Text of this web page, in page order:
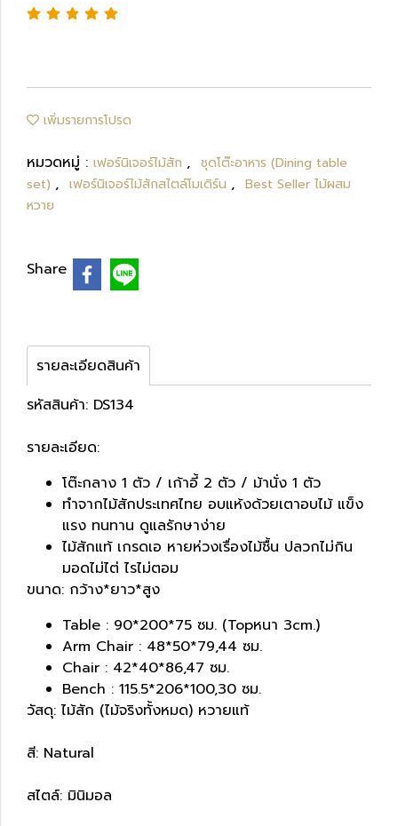
เพิ่มรายการโปรด
หมวดหมู่ : เฟอร์นิเจอร์ไม้สัก , ชุดโต๊ะอาหาร (Dining table
set) , เฟอร์นิเจอร์ไม้สักสไตล์โมเดิร์น , Best Seller ไม้ผสม
หวาย
Share
รายละเอียดสินค้า
รหัสสินค้า: DS134
รายละเอียด:
โต๊ะกลาง 1 ตัว / เก้าอี้ 2 ตัว / ม้านั่ง 1 ตัว
ทำจากไม้สักประเทศไทย อบแห้งด้วยเตาอบไม้ แข็ง
แรง ทนทาน ดูแลรักษาง่าย
ไม้สักแท้ เกรดเอ หายห่วงเรื่องไม้ชื้น ปลวกไม่กิน
มอดไม่ไต่ ไรไม่ตอม
ขนาด: กว้าง*ยาว*สูง
Table : 90*200*75 ซม. (Topหนา 3cm.)
Arm Chair : 48*50*79,44 ซม.
Chair : 42*40*86,47 ซม.
Bench : 115.5*206*100,30 ซม.
วัสดุ: ไม้สัก (ไม้จริงทั้งหมด) หวายแท้
สี: Natural
สไตล์: มินิมอล